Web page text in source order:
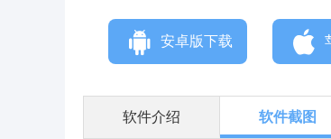
安卓版下载
软件介绍 软件截图